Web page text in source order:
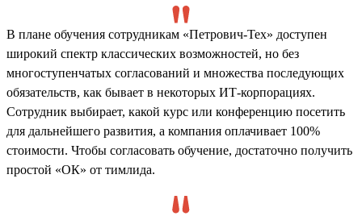
В плане обучения сотрудникам «Петрович-Тех» доступен
широкий спектр классических возможностей, но без
многоступенчатых согласований и множества последующих
обязательств, как бывает в некоторых ИТ-корпорациях.
Сотрудник выбирает, какой курс или конференцию посетить
для дальнейшего развития, а компания оплачивает 100%
стоимости. Чтобы согласовать обучение, достаточно получить
простой «ОК» от тимлида.